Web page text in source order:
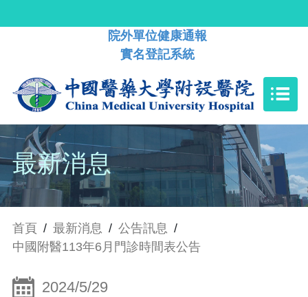
院外單位健康通報
實名登記系統
最新消息
首頁 / 最新消息 / 公告訊息 /
中國附醫113年6月門診時間表公告
2024/5/29